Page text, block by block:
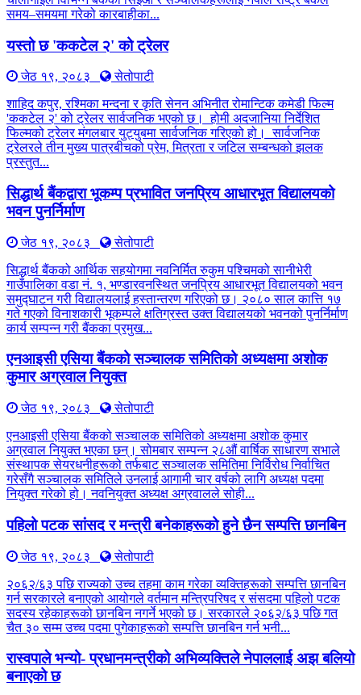
समय–समयमा गरेको कारबाहीका...
यस्तो छ 'ककटेल २' को ट्रेलर
जेठ १९, २०८३
सेतोपाटी
शाहिद कपुर, रश्मिका मन्दना र कृति सेनन अभिनीत रोमान्टिक कमेडी फिल्म
'ककटेल २' को ट्रेलर सार्वजनिक भएको छ। होमी अदजानिया निर्देशित
फिल्मको ट्रेलर मंगलबार युट्युबमा सार्वजनिक गरिएको हो। सार्वजनिक
ट्रेलरले तीन मुख्य पात्रबीचको प्रेम, मित्रता र जटिल सम्बन्धको झलक
प्रस्तुत...
सिद्धार्थ बैंकद्वारा भूकम्प प्रभावित जनप्रिय आधारभूत विद्यालयको
भवन पुनर्निर्माण
जेठ १९, २०८३
सेतोपाटी
सिद्धार्थ बैंकको आर्थिक सहयोगमा नवनिर्मित रुकुम पश्चिमको सानीभेरी
गाउँपालिका वडा नं. १, भण्डारवनस्थित जनप्रिय आधारभूत विद्यालयको भवन
समुद्घाटन गरी विद्यालयलाई हस्तान्तरण गरिएको छ। २०८० साल कात्ति १७
गते गएको विनाशकारी भूकम्पले क्षतिग्रस्त उक्त विद्यालयको भवनको पुनर्निर्माण
कार्य सम्पन्न गरी बैंकका प्रमुख...
एनआइसी एसिया बैंकको सञ्चालक समितिको अध्यक्षमा अशोक
कुमार अग्रवाल नियुक्त
जेठ १९, २०८३
सेतोपाटी
एनआइसी एसिया बैंकको सञ्चालक समितिको अध्यक्षमा अशोक कुमार
अग्रवाल नियुक्त भएका छन्। सोमबार सम्पन्न २८औं वार्षिक साधारण सभाले
संस्थापक सेयरधनीहरूको तर्फबाट सञ्चालक समितिमा निर्विरोध निर्वाचित
गरेसँगै सञ्चालक समितिले उनलाई आगामी चार वर्षको लागि अध्यक्ष पदमा
नियुक्त गरेको हो। नवनियुक्त अध्यक्ष अग्रवालले सोही...
पहिलो पटक सांसद र मन्त्री बनेकाहरूको हुने छैन सम्पत्ति छानबिन
जेठ १९, २०८३
सेतोपाटी
२०६२/६३ पछि राज्यको उच्च तहमा काम गरेका व्यक्तिहरूको सम्पत्ति छानबिन
गर्न सरकारले बनाएको आयोगले वर्तमान मन्त्रिपरिषद र संसदमा पहिलो पटक
सदस्य रहेकाहरूको छानबिन नगर्ने भएको छ। सरकारले २०६२/६३ पछि गत
चैत ३० सम्म उच्च पदमा पुगेकाहरूको सम्पत्ति छानबिन गर्न भनी...
रास्वपाले भन्यो- प्रधानमन्त्रीको अभिव्यक्तिले नेपाललाई अझ बलियो
बनाएको छ